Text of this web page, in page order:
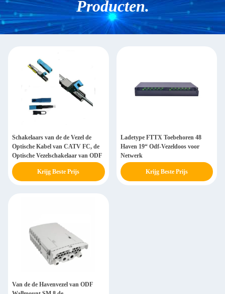
Producten.
Schakelaars van de de Vezel de
Optische Kabel van CATV FC, de
Optische Vezelschakelaar van ODF
Krijg Beste Prijs
Ladetype FTTX Toebehoren 48
Haven 19“ Odf-Vezeldoos voor
Netwerk
Krijg Beste Prijs
Van de de Havenvezel van ODF